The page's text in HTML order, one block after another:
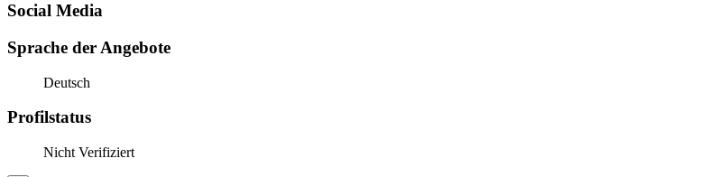
Social Media
Sprache der Angebote
Deutsch
Profilstatus
Nicht Verifiziert